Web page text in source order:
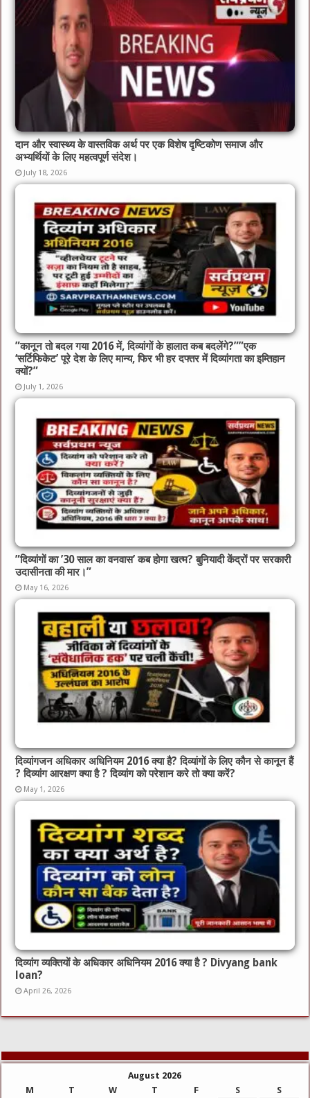
दान और स्वास्थ्य के वास्तविक अर्थ पर एक विशेष दृष्टिकोण समाज और
अभ्यर्थियों के लिए महत्वपूर्ण संदेश।
July 18, 2026
​”कानून तो बदल गया 2016 में, दिव्यांगों के हालात कब बदलेंगे?”​”एक
‘सर्टिफिकेट’ पूरे देश के लिए मान्य, फिर भी हर दफ्तर में दिव्यांगता का इम्तिहान
क्यों?”
July 1, 2026
​”दिव्यांगों का ’30 साल का वनवास’ कब होगा खत्म? बुनियादी केंद्रों पर सरकारी
उदासीनता की मार।”
May 16, 2026
दिव्यांगजन अधिकार अधिनियम 2016 क्या है? दिव्यांगों के लिए कौन से कानून हैं
? दिव्यांग आरक्षण क्या है ? दिव्यांग को परेशान करे तो क्या करें?
May 1, 2026
दिव्यांग व्यक्तियों के अधिकार अधिनियम 2016 क्या है ? Divyang bank
loan?
April 26, 2026
August 2026
M
T W T F S
S